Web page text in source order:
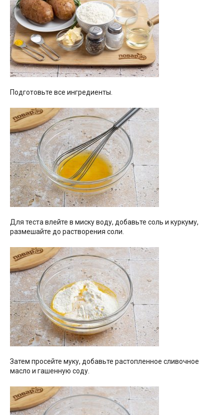
Подготовьте все ингредиенты.
Для теста влейте в миску воду, добавьте соль и куркуму,
размешайте до растворения соли.
Затем просейте муку, добавьте растопленное сливочное
масло и гашенную соду.